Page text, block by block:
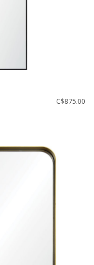
C$875.00